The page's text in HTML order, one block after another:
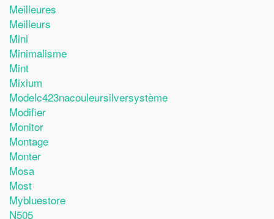
Meilleures
Meilleurs
Mini
Minimalisme
Mint
Mixium
Modelc423nacouleursilversystème
Modifier
Monitor
Montage
Monter
Mosa
Most
Mybluestore
N505